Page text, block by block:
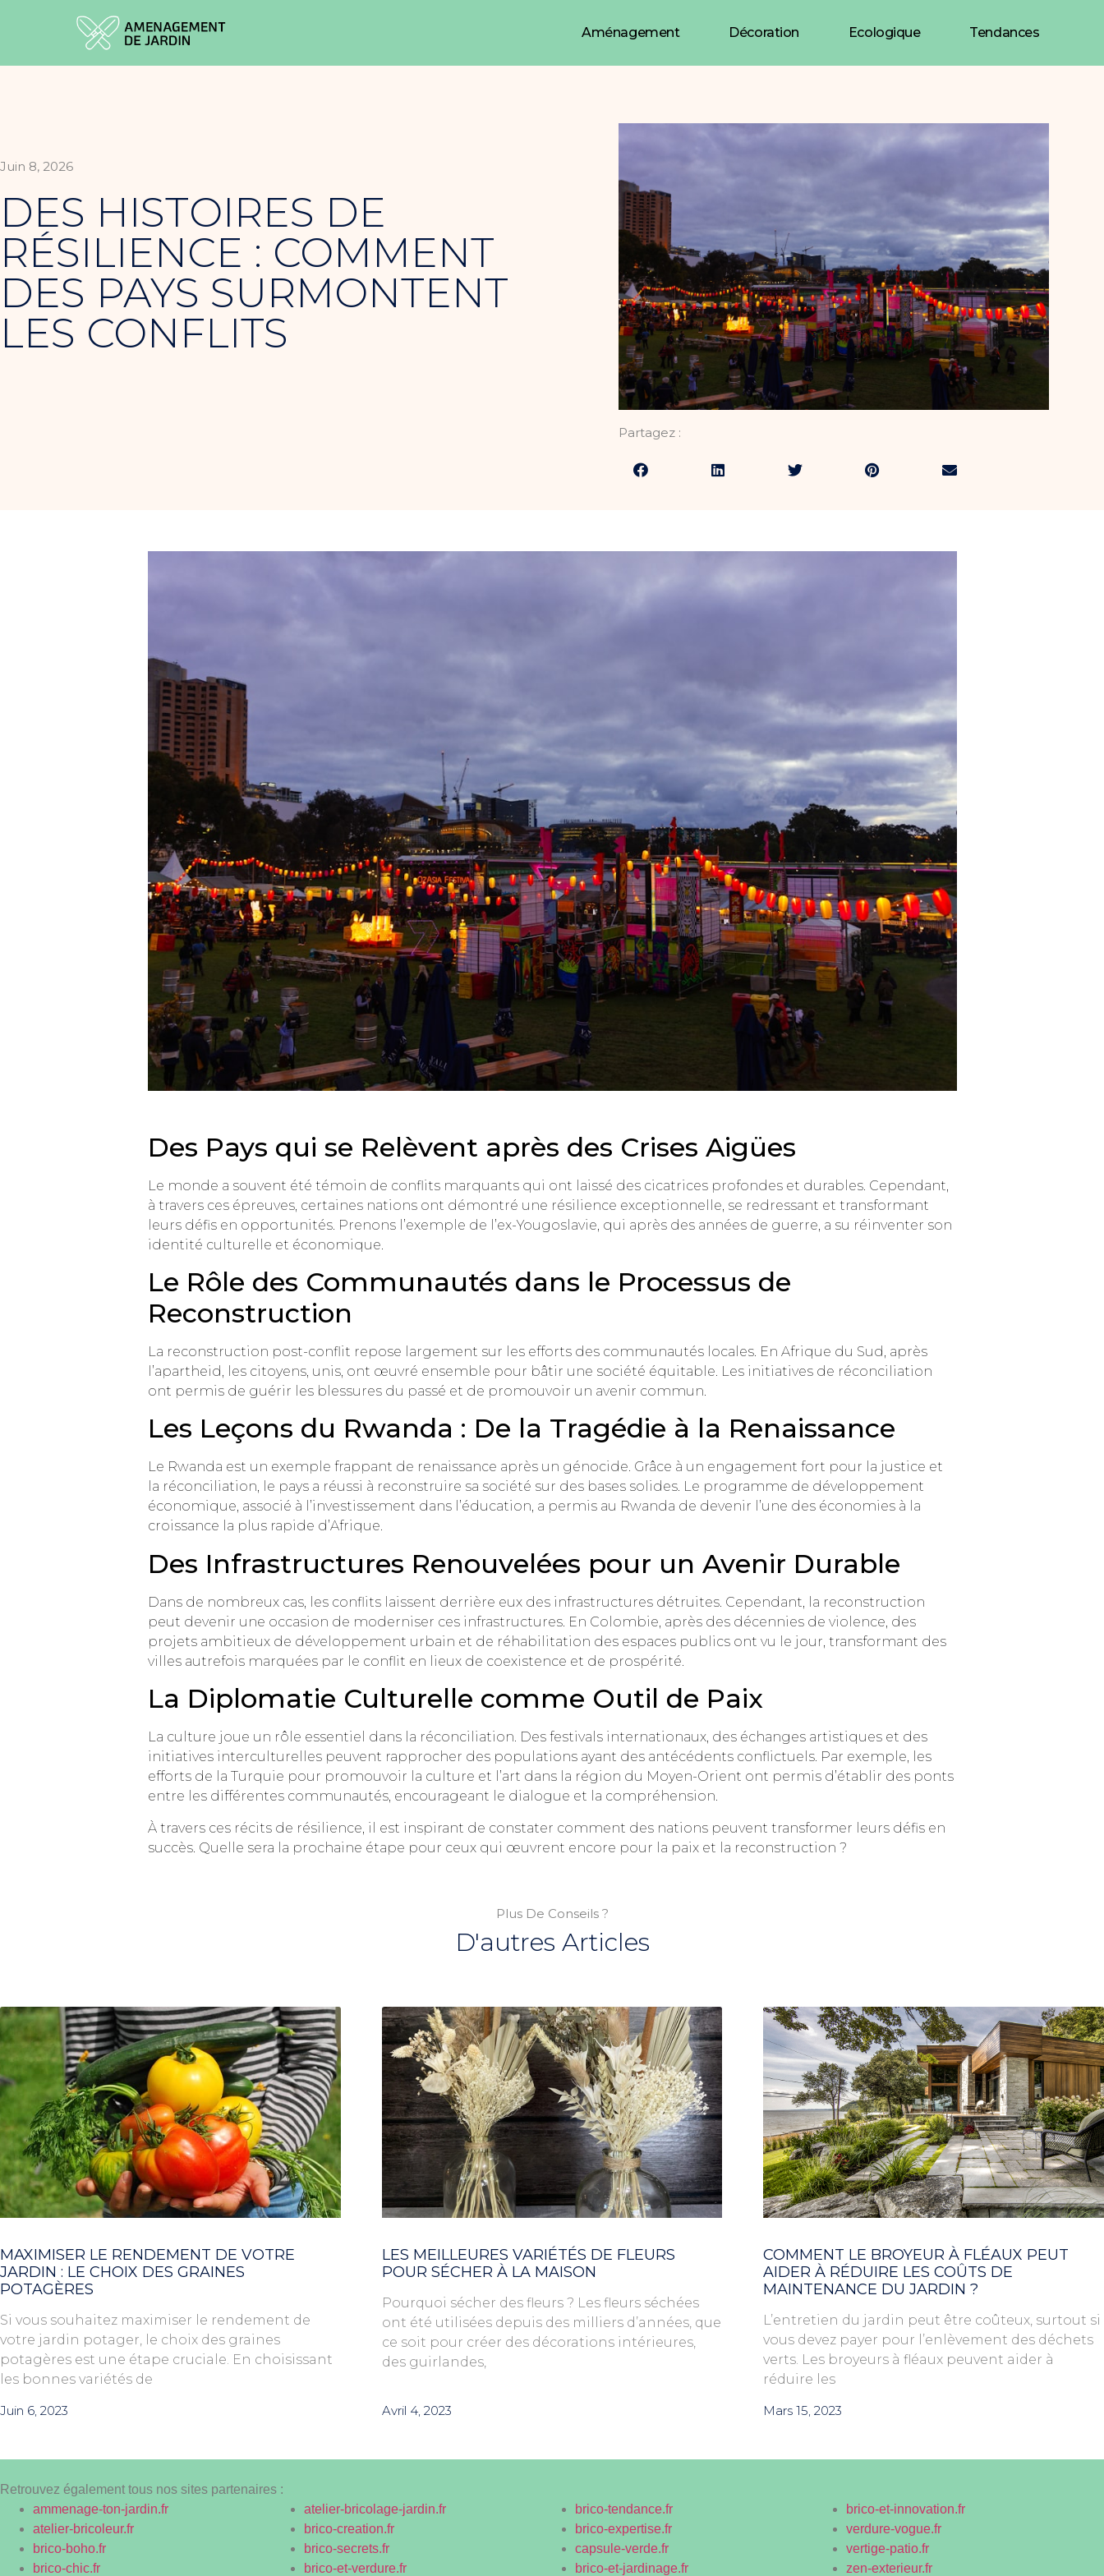
Aménagement Décoration Ecologique Tendances
Juin 8, 2026
DES HISTOIRES DE
RÉSILIENCE : COMMENT
DES PAYS SURMONTENT
LES CONFLITS
Partagez :
Des Pays qui se Relèvent après des Crises Aigües
Le monde a souvent été témoin de conflits marquants qui ont laissé des cicatrices profondes et durables. Cependant,
à travers ces épreuves, certaines nations ont démontré une résilience exceptionnelle, se redressant et transformant
leurs défis en opportunités. Prenons l’exemple de l’ex-Yougoslavie, qui après des années de guerre, a su réinventer son
identité culturelle et économique.
Le Rôle des Communautés dans le Processus de
Reconstruction
La reconstruction post-conflit repose largement sur les efforts des communautés locales. En Afrique du Sud, après
l’apartheid, les citoyens, unis, ont œuvré ensemble pour bâtir une société équitable. Les initiatives de réconciliation
ont permis de guérir les blessures du passé et de promouvoir un avenir commun.
Les Leçons du Rwanda : De la Tragédie à la Renaissance
Le Rwanda est un exemple frappant de renaissance après un génocide. Grâce à un engagement fort pour la justice et
la réconciliation, le pays a réussi à reconstruire sa société sur des bases solides. Le programme de développement
économique, associé à l’investissement dans l’éducation, a permis au Rwanda de devenir l’une des économies à la
croissance la plus rapide d’Afrique.
Des Infrastructures Renouvelées pour un Avenir Durable
Dans de nombreux cas, les conflits laissent derrière eux des infrastructures détruites. Cependant, la reconstruction
peut devenir une occasion de moderniser ces infrastructures. En Colombie, après des décennies de violence, des
projets ambitieux de développement urbain et de réhabilitation des espaces publics ont vu le jour, transformant des
villes autrefois marquées par le conflit en lieux de coexistence et de prospérité.
La Diplomatie Culturelle comme Outil de Paix
La culture joue un rôle essentiel dans la réconciliation. Des festivals internationaux, des échanges artistiques et des
initiatives interculturelles peuvent rapprocher des populations ayant des antécédents conflictuels. Par exemple, les
efforts de la Turquie pour promouvoir la culture et l’art dans la région du Moyen-Orient ont permis d’établir des ponts
entre les différentes communautés, encourageant le dialogue et la compréhension.
À travers ces récits de résilience, il est inspirant de constater comment des nations peuvent transformer leurs défis en
succès. Quelle sera la prochaine étape pour ceux qui œuvrent encore pour la paix et la reconstruction ?
Plus De Conseils ?
D'autres Articles
MAXIMISER LE RENDEMENT DE VOTRE
JARDIN : LE CHOIX DES GRAINES
POTAGÈRES
Si vous souhaitez maximiser le rendement de
votre jardin potager, le choix des graines
potagères est une étape cruciale. En choisissant
les bonnes variétés de
Juin 6, 2023
LES MEILLEURES VARIÉTÉS DE FLEURS
POUR SÉCHER À LA MAISON
Pourquoi sécher des fleurs ? Les fleurs séchées
ont été utilisées depuis des milliers d’années, que
ce soit pour créer des décorations intérieures,
des guirlandes,
Avril 4, 2023
COMMENT LE BROYEUR À FLÉAUX PEUT
AIDER À RÉDUIRE LES COÛTS DE
MAINTENANCE DU JARDIN ?
L’entretien du jardin peut être coûteux, surtout si
vous devez payer pour l’enlèvement des déchets
verts. Les broyeurs à fléaux peuvent aider à
réduire les
Mars 15, 2023
Retrouvez également tous nos sites partenaires :
ammenage-ton-jardin.fr
atelier-bricoleur.fr
brico-boho.fr
brico-chic.fr
atelier-bricolage-jardin.fr
brico-creation.fr
brico-secrets.fr
brico-et-verdure.fr
brico-tendance.fr
brico-expertise.fr
capsule-verde.fr
brico-et-jardinage.fr
brico-et-innovation.fr
verdure-vogue.fr
vertige-patio.fr
zen-exterieur.fr